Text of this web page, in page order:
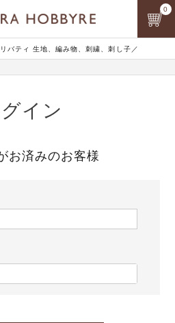
バティ 生地、編み物、刺繍、刺し子／
0
イン
お済みのお客様